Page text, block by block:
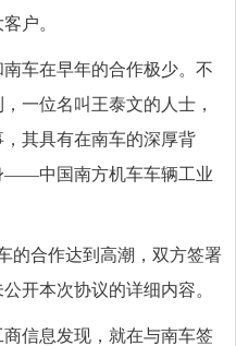
户。
车在早年的合作极少。不
一位名叫王泰文的人士，
其具有在南车的深厚背
——中国南方机车车辆工业
合作达到高潮，双方签署
开本次协议的详细内容。
信息发现，就在与南车签